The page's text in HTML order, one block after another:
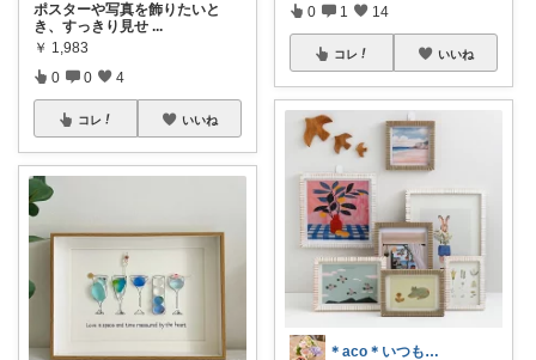
ポスターや写真を飾りたいと
き、すっきり見せ ...
￥ 1,983
0 0 4
コレ いいね
0 1 14
コレ いいね
＊aco＊いつもありがとうございます♡